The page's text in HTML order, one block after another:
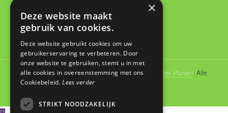
administratie@dewegwijzervianen.nl
© Copyright 2019 - 2026Basisschool De Wegwijzer Vianen· Alle
rechten voorbehouden
×
Deze website maakt
gebruik van cookies.
Deze website gebruikt cookies om uw
gebruikerservaring te verbeteren. Door
onze website te gebruiken, stemt u in met
alle cookies in overeenstemming met ons
Cookiebeleid.Lees verder
STRIKT NOODZAKELIJK